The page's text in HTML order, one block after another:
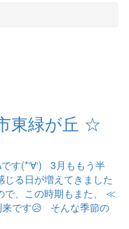
東緑が丘 ☆
す(*‘∀‘) 3月ももう半
る日が増えてきました
で、この時期もまた、 ≪
です😥 そんな季節の